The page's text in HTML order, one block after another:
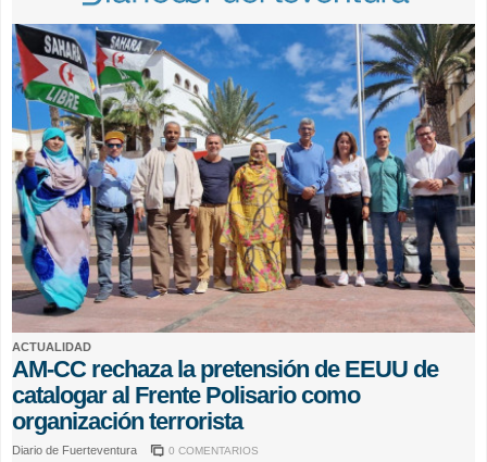
ACTUALIDAD
AM-CC rechaza la pretensión de EEUU de
catalogar al Frente Polisario como
organización terrorista
Diario de Fuerteventura 0 COMENTARIOS